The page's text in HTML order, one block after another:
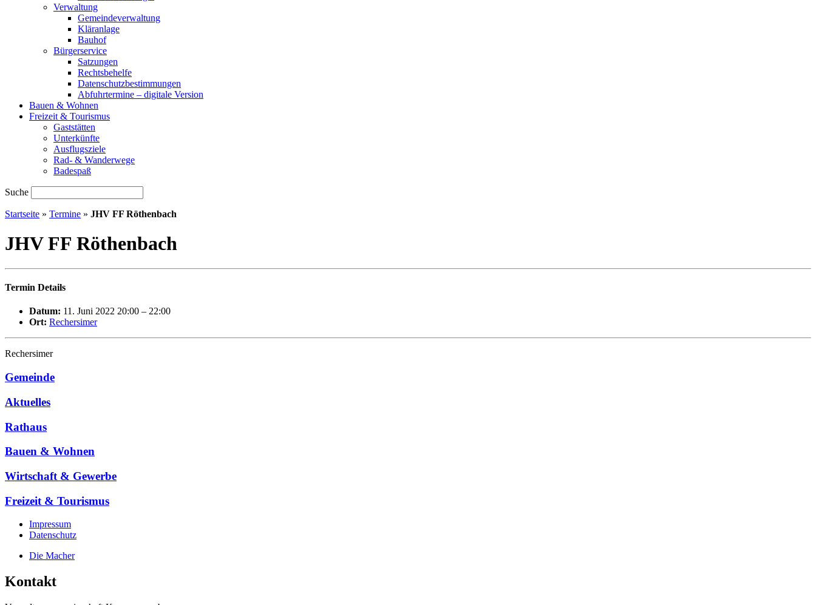
Verwaltung
Gemeindeverwaltung
Kläranlage
Bauhof
Bürgerservice
Satzungen
Rechtsbehelfe
Datenschutzbestimmungen
Abfuhrtermine – digitale Version
Bauen & Wohnen
Freizeit & Tourismus
Gaststätten
Unterkünfte
Ausflugsziele
Rad- & Wanderwege
Badespaß
Suche
Startseite » Termine » JHV FF Röthenbach
JHV FF Röthenbach
Termin Details
Datum: 11. Juni 2022 20:00 – 22:00
Ort: Rechersimer
Rechersimer
Gemeinde
Aktuelles
Rathaus
Bauen & Wohnen
Wirtschaft & Gewerbe
Freizeit & Tourismus
Impressum
Datenschutz
Die Macher
Kontakt